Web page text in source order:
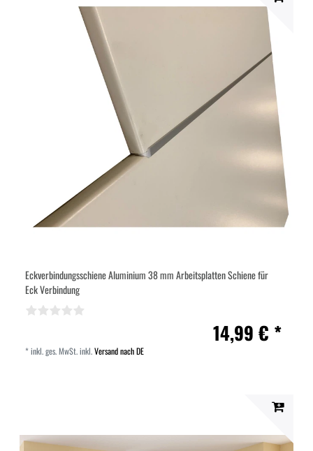
Eckverbindungsschiene Aluminium 38 mm Arbeitsplatten Schiene für
Eck Verbindung
14,99 € *
*inkl. ges. MwSt.inkl.Versand nach DE